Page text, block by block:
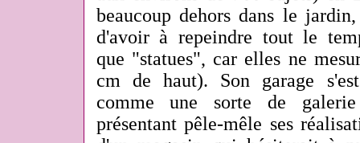
beaucoup dehors dans le
d'avoir à repeindre tout le
que "statues", car elles ne
cm de haut). Son garage
comme une sorte de
présentant pêle-mêle ses